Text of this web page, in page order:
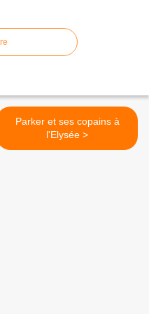
Parker et ses copains à
l'Elysée >